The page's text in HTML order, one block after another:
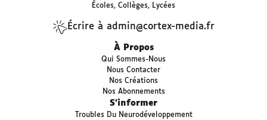
Écoles, Collèges, Lycées
Écrire à admin@cortex-media.fr
À Propos
Qui Sommes-Nous
Nous Contacter
Nos Créations
Nos Abonnements
S’informer
Troubles Du Neurodéveloppement